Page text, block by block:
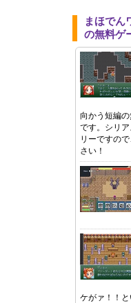
まほでん
の無料ゲ
向かう短編
です。シリ
リーですの
さい！
ケがァ！！